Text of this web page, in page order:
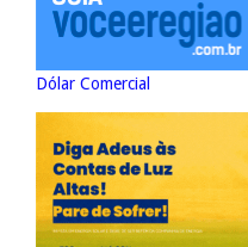
Dólar Comercial